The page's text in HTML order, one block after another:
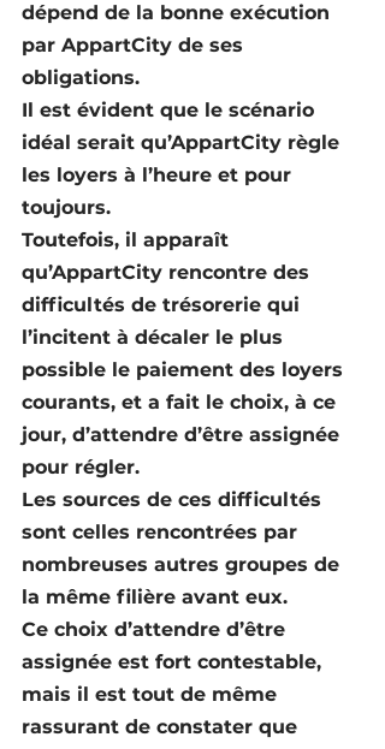
dépend de la bonne exécution
par AppartCity de ses
obligations.
Il est évident que le scénario
idéal serait qu’AppartCity règle
les loyers à l’heure et pour
toujours.
Toutefois, il apparaît
qu’AppartCity rencontre des
difficultés de trésorerie qui
l’incitent à décaler le plus
possible le paiement des loyers
courants, et a fait le choix, à ce
jour, d’attendre d’être assignée
pour régler.
Les sources de ces difficultés
sont celles rencontrées par
nombreuses autres groupes de
la même filière avant eux.
Ce choix d’attendre d’être
assignée est fort contestable,
mais il est tout de même
rassurant de constater que